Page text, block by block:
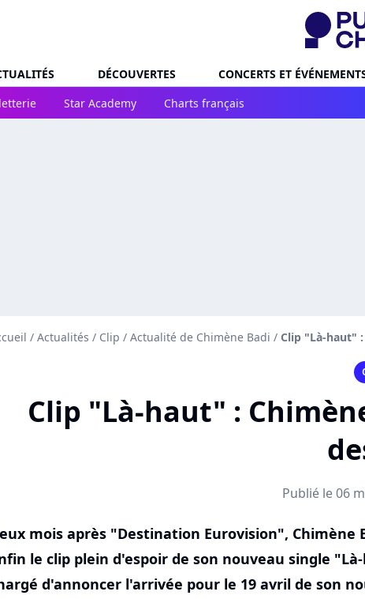
DÉCOUVERTES CONCERTS ET
Star Academy Charts français
/ Actualités / Clip / Actualité de Chimène Badi / Clip "Là-haut"
Clip "Là-haut" :
Publié le 06
mois après "Destination Eurovision", Chimène
le clip plein d'espoir de son nouveau single
d'annoncer l'arrivée pour le 19 avril de son